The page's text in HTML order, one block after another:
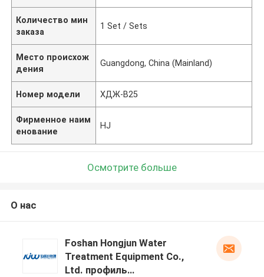
Количество мин
заказа
1 Set / Sets
Место происхож
дения
Guangdong, China (Mainland)
Номер модели ХДЖ-В25
Фирменное наим
енование
HJ
Осмотрите больше
О нас
Foshan Hongjun Water
Treatment Equipment Co.,
Ltd. профиль